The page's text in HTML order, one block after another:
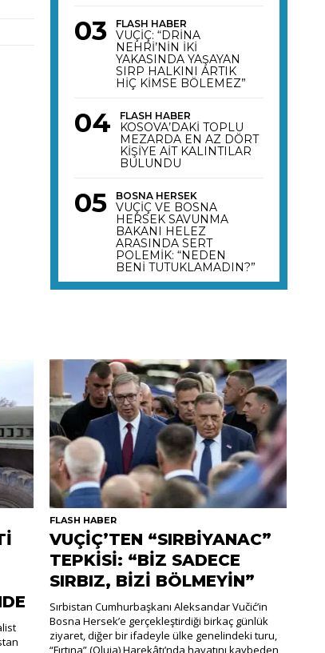
FLASH HABER
VUÇİÇ: “DRİNA
NEHRİ’NİN İKİ
YAKASINDA YAŞAYAN
SIRP HALKINI ARTIK
HİÇ KİMSE BÖLEMEZ”
FLASH HABER
KOSOVA’DAKİ TOPLU
MEZARDA EN AZ DÖRT
KİŞİYE AİT KALINTILAR
BULUNDU
BOSNA HERSEK
VUÇİÇ VE BOSNA
HERSEK SAVUNMA
BAKANI HELEZ
ARASINDA SERT
POLEMİK: “NEDEN
BENİ TUTUKLAMADIN?”
FLASH HABER
VUÇİÇ’TEN “SIRBİYANAC”
TEPKİSİ: “BİZ SADECE
SIRBIZ, BİZİ BÖLMEYİN”
Sırbistan Cumhurbaşkanı Aleksandar Vučić’in
Bosna Hersek’e gerçekleştirdiği birkaç günlük
ziyaret, diğer bir ifadeyle ülke genelindeki turu,
“Fırtına” (Oluja) Harekâtı’nda hayatını kaybeden